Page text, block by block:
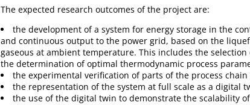
The expected research outcomes of the project are:
the development of a system for energy storage in the
and continuous output to the power grid, based on the
gaseous at ambient temperature. This includes the
the determination of optimal thermodynamic process
the experimental verification of parts of the process
the representation of the system at full scale as a digital
the use of the digital twin to demonstrate the scalability